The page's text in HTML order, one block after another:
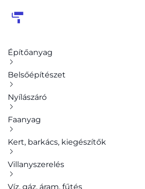
Építőanyag
Belsőépítészet
Nyílászáró
Faanyag
Kert, barkács, kiegészítők
Villanyszerelés
Víz, gáz, áram, fűtés